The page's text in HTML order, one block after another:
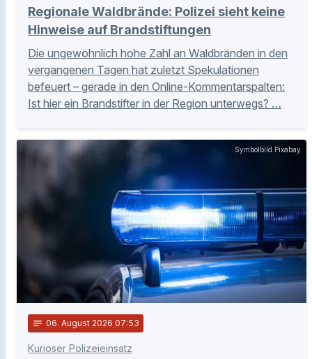
Regionale Waldbrände: Polizei sieht keine
Hinweise auf Brandstiftungen
Die ungewöhnlich hohe Zahl an Waldbränden in den
vergangenen Tagen hat zuletzt Spekulationen
befeuert – gerade in den Online-Kommentarspalten:
Ist hier ein Brandstifter in der Region unterwegs? …
Symbolbild Pixabay
notes 06. August 2026 07:53
Kurioser Polizeieinsatz